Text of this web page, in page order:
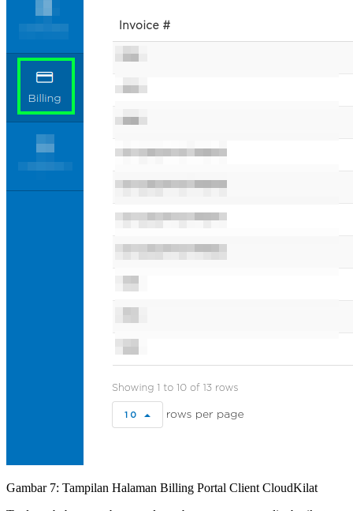
Gambar 7: Tampilan Halaman Billing Portal Client CloudKilat